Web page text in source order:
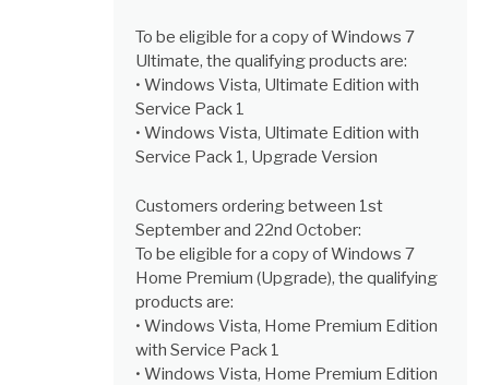
To be eligible for a copy of Windows 7
Ultimate, the qualifying products are:
• Windows Vista, Ultimate Edition with
Service Pack 1
• Windows Vista, Ultimate Edition with
Service Pack 1, Upgrade Version
Customers ordering between 1st
September and 22nd October:
To be eligible for a copy of Windows 7
Home Premium (Upgrade), the qualifying
products are:
• Windows Vista, Home Premium Edition
with Service Pack 1
• Windows Vista, Home Premium Edition